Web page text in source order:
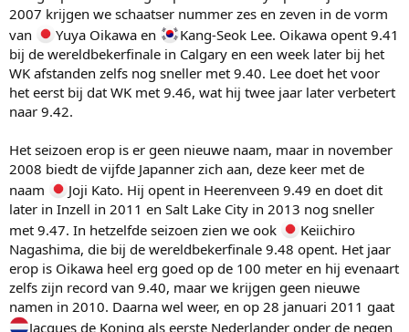
2007 krijgen we schaatser nummer zes en zeven in de vorm
van
Yuya Oikawa en
Kang-Seok Lee. Oikawa opent 9.41
bij de wereldbekerfinale in Calgary en een week later bij het
WK afstanden zelfs nog sneller met 9.40. Lee doet het voor
het eerst bij dat WK met 9.46, wat hij twee jaar later verbetert
naar 9.42.
Het seizoen erop is er geen nieuwe naam, maar in november
2008 biedt de vijfde Japanner zich aan, deze keer met de
naam
Joji Kato. Hij opent in Heerenveen 9.49 en doet dit
later in Inzell in 2011 en Salt Lake City in 2013 nog sneller
met 9.47. In hetzelfde seizoen zien we ook
Keiichiro
Nagashima, die bij de wereldbekerfinale 9.48 opent. Het jaar
erop is Oikawa heel erg goed op de 100 meter en hij evenaart
zelfs zijn record van 9.40, maar we krijgen geen nieuwe
namen in 2010. Daarna wel weer, en op 28 januari 2011 gaat
Jacques de Koning als eerste Nederlander onder de negen